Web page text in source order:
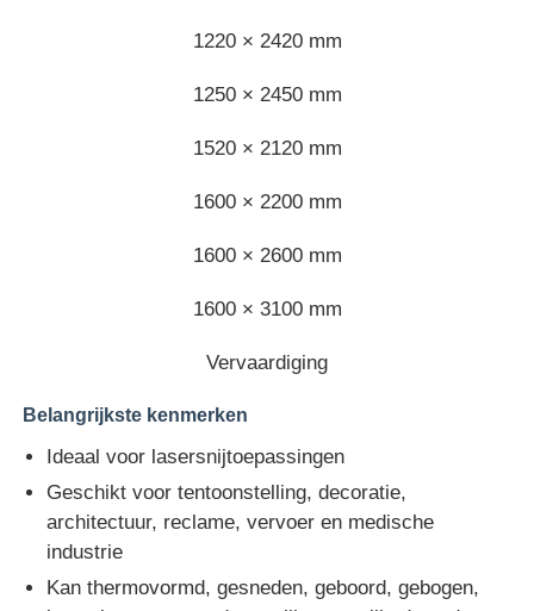
Doorzichtige plastic acrylplaat
verticale installatie
Spiegel Acrylplaat
Acrylisch gevriesd vel
1220 × 2420 mm
1250 × 2450 mm
1520 × 2120 mm
1600 × 2200 mm
1600 × 2600 mm
1600 × 3100 mm
Vervaardiging
Belangrijkste kenmerken
Ideaal voor lasersnijtoepassingen
Geschikt voor tentoonstelling, decoratie,
architectuur, reclame, vervoer en medische
industrie
Kan thermovormd, gesneden, geboord, gebogen,